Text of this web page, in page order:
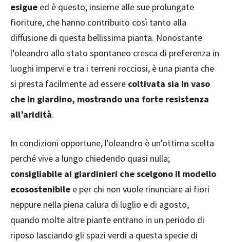
esigue ed è questo, insieme alle sue prolungate
fioriture, che hanno contribuito così tanto alla
diffusione di questa bellissima pianta. Nonostante
l’oleandro allo stato spontaneo cresca di preferenza in
luoghi impervi e tra i terreni rocciosi, è una pianta che
si presta facilmente ad essere coltivata sia in vaso
che in giardino, mostrando una forte resistenza
all’aridità.
In condizioni opportune, l'oleandro è un'ottima scelta
perché vive a lungo chiedendo quasi nulla;
consigliabile ai giardinieri che scelgono il modello
ecosostenibile e per chi non vuole rinunciare ai fiori
neppure nella piena calura di luglio e di agosto,
quando molte altre piante entrano in un periodo di
riposo lasciando gli spazi verdi a questa specie di